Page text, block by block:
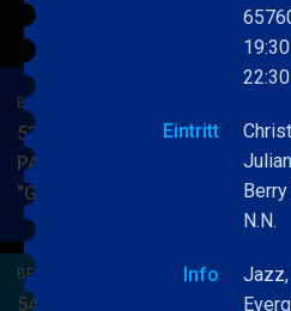
BERRY BLUE & BAND
53. JAZZ Matinee in den
PARKSIDE STUDIOS
"Gypsy Jazz"
BAND
BERRY BLUE & BAND
54. JAZZ Matinee in den
Eintritt
N.N.
Info